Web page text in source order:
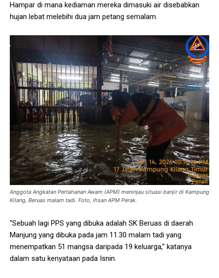
Hampar di mana kediaman mereka dimasuki air disebabkan
hujan lebat melebihi dua jam petang semalam.
Anggota Angkatan Pertahanan Awam (APM) meninjau situasi banjir di Kampung
Kilang, Beruas malam tadi. Foto, ihsan APM Perak.
“Sebuah lagi PPS yang dibuka adalah SK Beruas di daerah
Manjung yang dibuka pada jam 11.30 malam tadi yang
menempatkan 51 mangsa daripada 19 keluarga,” katanya
dalam satu kenyataan pada Isnin.